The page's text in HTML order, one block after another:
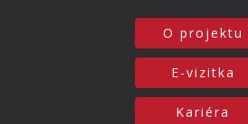
O projektu
E-vizitka
Kariéra